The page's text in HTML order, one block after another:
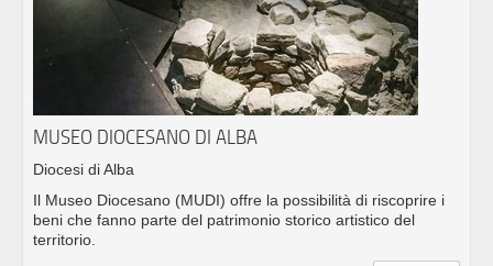
MUSEO DIOCESANO DI ALBA
Diocesi di Alba
Il Museo Diocesano (MUDI) offre la possibilità di riscoprire i
beni che fanno parte del patrimonio storico artistico del
territorio.